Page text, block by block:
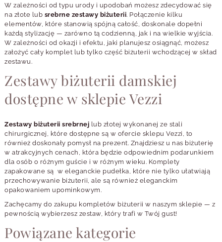
W zależności od typu urody i upodobań możesz zdecydować się
na złote lub srebrne zestawy biżuterii. Połączenie kilku
elementów, które stanowią spójną całość, doskonale dopełni
każdą stylizację — zarówno tą codzienną, jak i na wielkie wyjścia.
W zależności od okazji i efektu, jaki planujesz osiągnąć, możesz
założyć cały komplet lub tylko część biżuterii wchodzącej w skład
zestawu.
Zestawy biżuterii damskiej
dostępne w sklepie Vezzi
Zestawy biżuterii srebrnej lub złotej wykonanej ze stali
chirurgicznej, które dostępne są w ofercie sklepu Vezzi, to
również doskonały pomysł na prezent. Znajdziesz u nas biżuterię
w atrakcyjnych cenach, która będzie odpowiednim podarunkiem
dla osób o różnym guście i w różnym wieku. Komplety
zapakowane są w eleganckie pudełka, które nie tylko ułatwiają
przechowywanie biżuterii, ale są również eleganckim
opakowaniem upominkowym.
Zachęcamy do zakupu kompletów biżuterii w naszym sklepie — z
pewnością wybierzesz zestaw, który trafi w Twój gust!
Powiązane kategorie